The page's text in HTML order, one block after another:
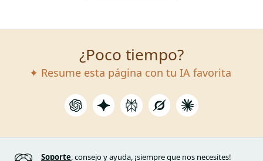
¿Poco tiempo?
✦ Resume esta página con tu IA favorita
Soporte, consejo y ayuda, ¡siempre que nos necesites!